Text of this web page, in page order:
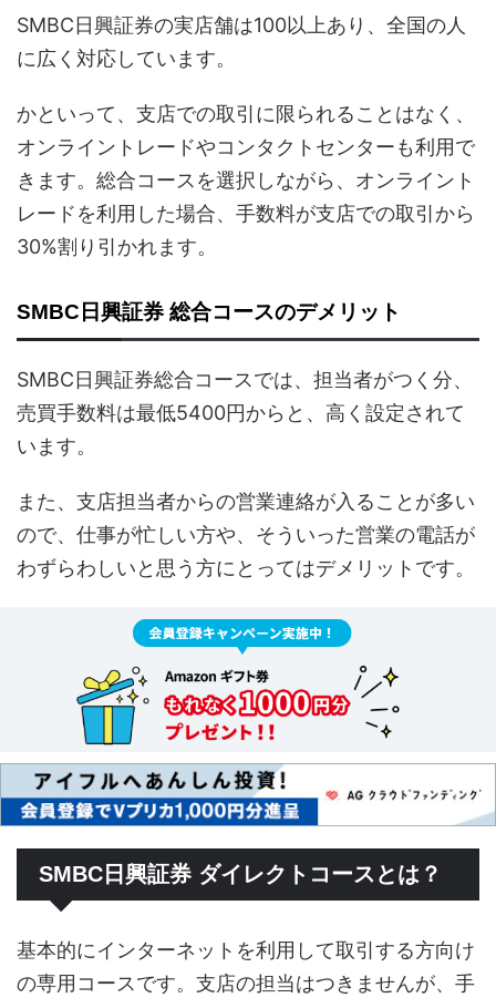
SMBC日興証券の実店舗は100以上あり、全国の人
に広く対応しています。
かといって、支店での取引に限られることはなく、
オンライントレードやコンタクトセンターも利用で
きます。総合コースを選択しながら、オンライント
レードを利用した場合、手数料が支店での取引から
30%割り引かれます。
SMBC日興証券 総合コースのデメリット
SMBC日興証券総合コースでは、担当者がつく分、
売買手数料は最低5400円からと、高く設定されて
います。
また、支店担当者からの営業連絡が入ることが多い
ので、仕事が忙しい方や、そういった営業の電話が
わずらわしいと思う方にとってはデメリットです。
SMBC日興証券 ダイレクトコースとは？
基本的にインターネットを利用して取引する方向け
の専用コースです。支店の担当はつきませんが、手